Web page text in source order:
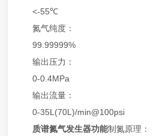
<-55℃
氮气纯度：
99.99999%
输出压力：
0-0.4MPa
输出流量：
0-35L(70L)/min@100psi
质谱氮气发生器功能制氮原理：